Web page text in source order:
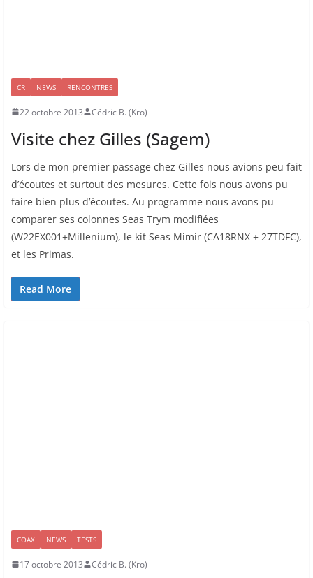
CR NEWS RENCONTRES
22 octobre 2013 Cédric B. (Kro)
Visite chez Gilles (Sagem)
Lors de mon premier passage chez Gilles nous avions peu fait
d’écoutes et surtout des mesures. Cette fois nous avons pu
faire bien plus d’écoutes. Au programme nous avons pu
comparer ses colonnes Seas Trym modifiées
(W22EX001+Millenium), le kit Seas Mimir (CA18RNX + 27TDFC),
et les Primas.
Read More
COAX NEWS TESTS
17 octobre 2013 Cédric B. (Kro)